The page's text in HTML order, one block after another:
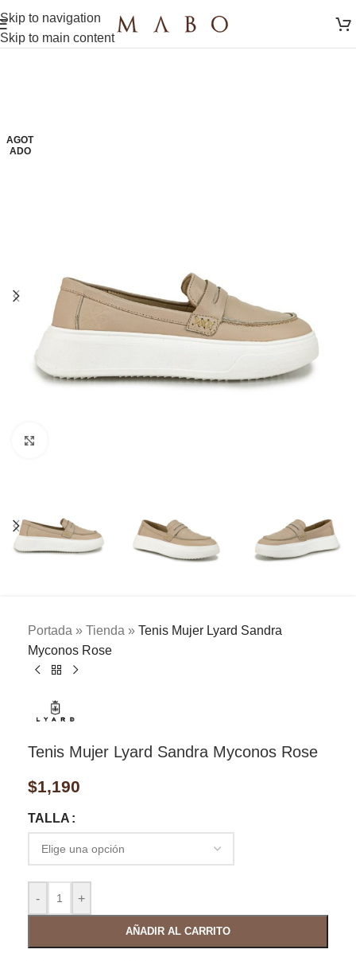
Skip to navigation
Skip to main content
AGOT
ADO
Portada » Tienda » Tenis Mujer Lyard Sandra
Myconos Rose
Tenis Mujer Lyard Sandra Myconos Rose
$1,190
TALLA
- +
AÑADIR AL CARRITO